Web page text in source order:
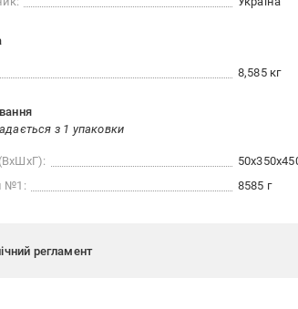
8,585 кг
з 1 упаковки
№1:
8585 г
регламент